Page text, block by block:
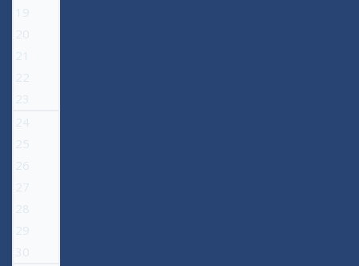
19
20
21
22
23
24
25
26
27
28
29
30